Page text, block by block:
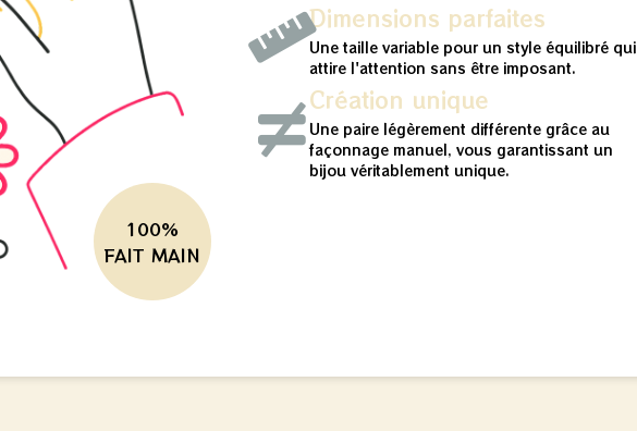
100%
FAIT MAIN
Dimensions parfaites
Une taille variable pour un style équilibré qui
attire l'attention sans être imposant.
Création unique
Une paire légèrement différente grâce au
façonnage manuel, vous garantissant un
bijou véritablement unique.